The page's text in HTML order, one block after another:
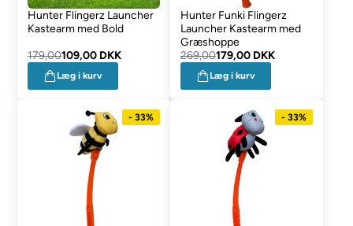
Hunter Flingerz Launcher
Kastearm med Bold
179,00109,00 DKK
Læg i kurv
Hunter Funki Flingerz
Launcher Kastearm med
Græshoppe
269,00179,00 DKK
Læg i kurv
- 33% - 33%